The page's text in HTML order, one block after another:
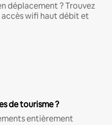
déplacement ? Trouvez
accès wifi haut débit et
de tourisme ?
entièrement